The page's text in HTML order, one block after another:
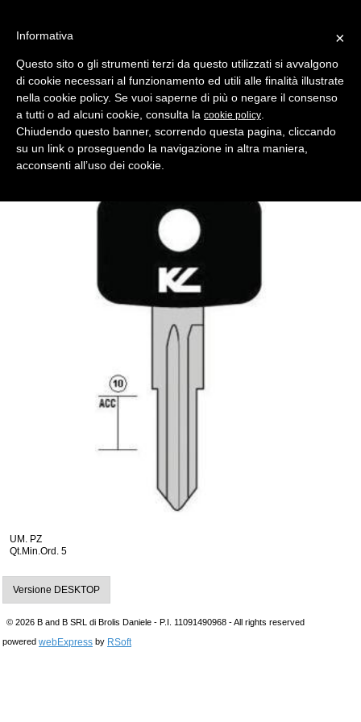
Indietro
CHIAVI AUTO > CHIAVI AUTO TESTA PLASTICA
chiave auto vx2p tp nera ottone lucido
Comparativo Silca YM28P Produttore Key Line
UM. PZ
Qt.Min.Ord. 5
Versione DESKTOP
© 2026 B and B SRL di Brolis Daniele - P.I. 11091490968 - All rights reserved
powered webExpress by RSoft
×
Informativa
Questo sito o gli strumenti terzi da questo utilizzati si avvalgono
di cookie necessari al funzionamento ed utili alle finalità illustrate
nella cookie policy. Se vuoi saperne di più o negare il consenso
a tutti o ad alcuni cookie, consulta la cookie policy
Chiudendo questo banner, scorrendo questa pagina, cliccando
su un link o proseguendo la navigazione in altra maniera,
acconsenti all’uso dei cookie.